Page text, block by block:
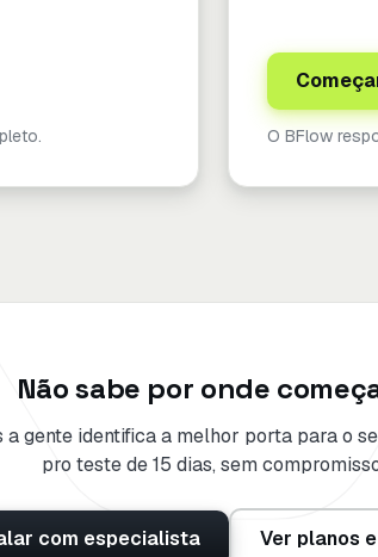
O BFlow
Não sabe por onde
a gente identifica a melhor porta para o
pro teste de 15 dias, sem
com especialista Ver planos